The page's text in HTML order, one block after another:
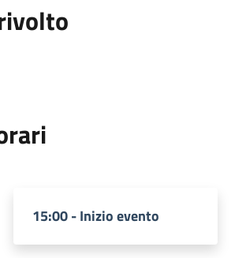
15:00 - Inizio evento